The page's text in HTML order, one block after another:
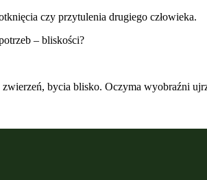
czy przytulenia drugiego człowieka.
– bliskości?
bycia blisko. Oczyma wyobraźni